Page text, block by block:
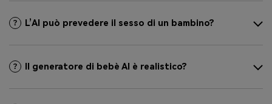
L’AI può prevedere il sesso di un bambino?
Il generatore di bebè AI è realistico?